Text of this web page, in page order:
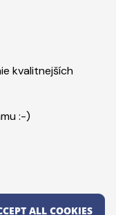
kvalitnejších
:-)
ALL COOKIES